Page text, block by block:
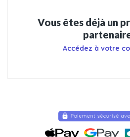
Vous êtes déjà un
Accédez à votre